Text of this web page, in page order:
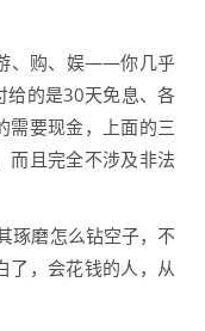
、购、娱——你几乎
给的是30天免息、各
需要现金，上面的三
而且完全不涉及非法
琢磨怎么钻空子，不
了，会花钱的人，从